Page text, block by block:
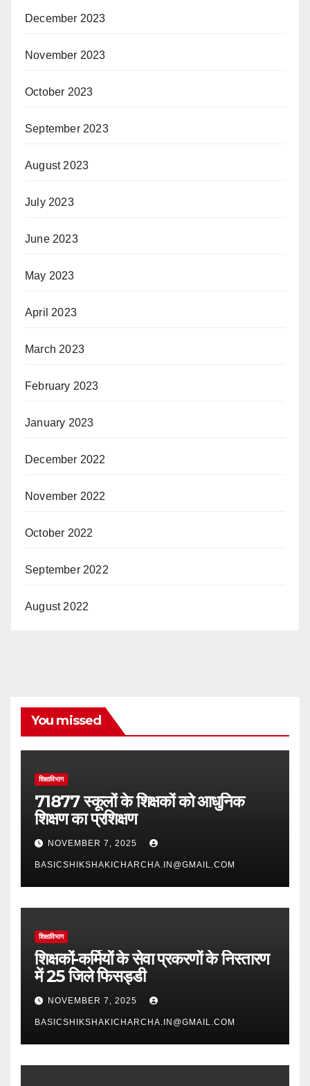
December 2023
November 2023
October 2023
September 2023
August 2023
July 2023
June 2023
May 2023
April 2023
March 2023
February 2023
January 2023
December 2022
November 2022
October 2022
September 2022
August 2022
You missed
शिक्षाविभाग
71877 स्कूलों के शिक्षकों को आधुनिक
शिक्षण का प्रशिक्षण
NOVEMBER 7, 2025
BASICSHIKSHAKICHARCHA.IN@GMAIL.COM
शिक्षाविभाग
शिक्षकों-कर्मियों के सेवा प्रकरणों के निस्तारण
में 25 जिले फिसड्डी
NOVEMBER 7, 2025
BASICSHIKSHAKICHARCHA.IN@GMAIL.COM